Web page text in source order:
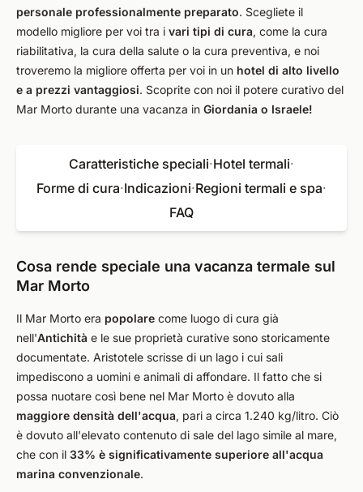
personale professionalmente preparato. Scegliete il
modello migliore per voi tra i vari tipi di cura, come la cura
riabilitativa, la cura della salute o la cura preventiva, e noi
troveremo la migliore offerta per voi in un hotel di alto livello
e a prezzi vantaggiosi. Scoprite con noi il potere curativo del
Mar Morto durante una vacanza in Giordania o Israele!
Caratteristiche speciali·Hotel termali·
Forme di cura·Indicazioni·Regioni termali e spa·
FAQ
Cosa rende speciale una vacanza termale sul
Mar Morto
Il Mar Morto era popolare come luogo di cura già
nell'Antichità e le sue proprietà curative sono storicamente
documentate. Aristotele scrisse di un lago i cui sali
impediscono a uomini e animali di affondare. Il fatto che si
possa nuotare così bene nel Mar Morto è dovuto alla
maggiore densità dell'acqua, pari a circa 1.240 kg/litro. Ciò
è dovuto all'elevato contenuto di sale del lago simile al mare,
che con il 33% è significativamente superiore all'acqua
marina convenzionale.